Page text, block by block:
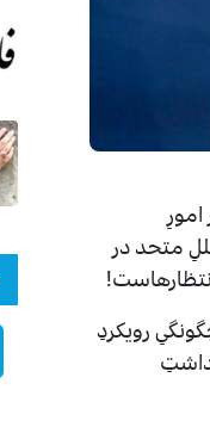
مللِ متحد در
رویکردِ
داشت‌ِ